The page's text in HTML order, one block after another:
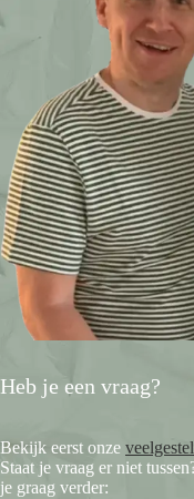
Heb je een vraag?
Bekijk eerst onze
Staat je vraag er niet
je graag verder: